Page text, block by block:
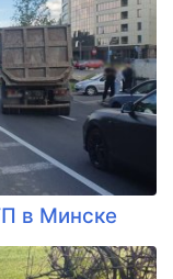
в Минске